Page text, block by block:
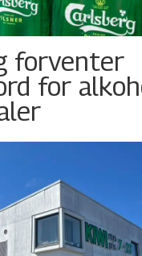
forventer
for